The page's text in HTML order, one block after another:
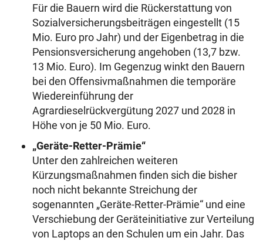
Für die Bauern wird die Rückerstattung von
Sozialversicherungsbeiträgen eingestellt (15
Mio. Euro pro Jahr) und der Eigenbetrag in die
Pensionsversicherung angehoben (13,7 bzw.
13 Mio. Euro). Im Gegenzug winkt den Bauern
bei den Offensivmaßnahmen die temporäre
Wiedereinführung der
Agrardieselrückvergütung 2027 und 2028 in
Höhe von je 50 Mio. Euro.
„Geräte-Retter-Prämie“
Unter den zahlreichen weiteren
Kürzungsmaßnahmen finden sich die bisher
noch nicht bekannte Streichung der
sogenannten „Geräte-Retter-Prämie“ und eine
Verschiebung der Geräteinitiative zur Verteilung
von Laptops an den Schulen um ein Jahr. Das